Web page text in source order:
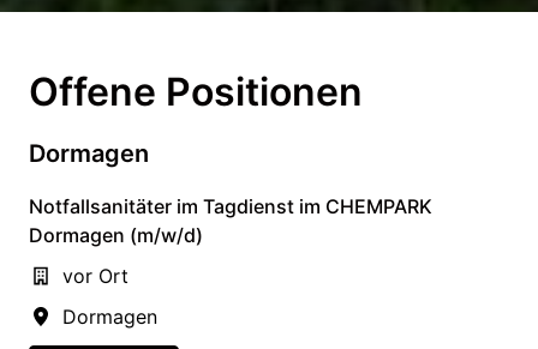
Offene Positionen
Dormagen
Notfallsanitäter im Tagdienst im CHEMPARK
Dormagen (m/w/d)
vor Ort
Dormagen